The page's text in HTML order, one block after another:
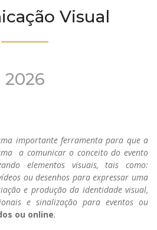
Visual
2026
importante ferramenta para que a
a comunicar o conceito do evento
elementos visuais, tais como:
ou desenhos para expressar uma
e produção da identidade visual,
e sinalização para eventos ou
ou online.